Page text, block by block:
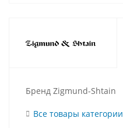
Бренд Zigmund-Shtain
Все товары категории